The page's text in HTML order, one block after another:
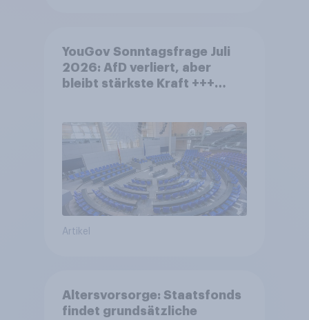
YouGov Sonntagsfrage Juli
2026: AfD verliert, aber
bleibt stärkste Kraft +++
Artikel
Altersvorsorge: Staatsfonds
findet grundsätzliche